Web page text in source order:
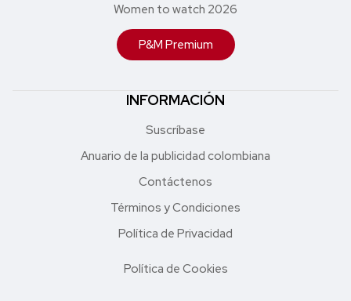
Women to watch 2026
P&M Premium
INFORMACIÓN
Suscríbase
Anuario de la publicidad colombiana
Contáctenos
Términos y Condiciones
Política de Privacidad
Política de Cookies